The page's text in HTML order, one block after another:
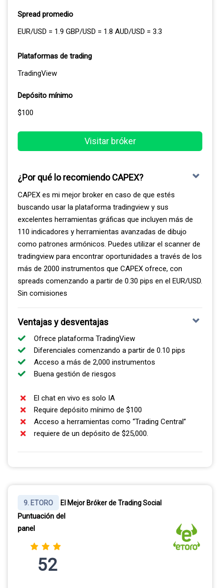
Spread promedio
EUR/USD = 1.9 GBP/USD = 1.8 AUD/USD = 3.3
Plataformas de trading
TradingView
Depósito mínimo
$100
Visitar bróker
¿Por qué lo recomiendo CAPEX?
CAPEX es mi mejor broker en caso de que estés
buscando usar la plataforma tradingview y sus
excelentes herramientas gráficas que incluyen más de
110 indicadores y herramientas avanzadas de dibujo
como patrones armónicos. Puedes utilizar el scanner de
tradingview para encontrar oportunidades a través de los
más de 2000 instrumentos que CAPEX ofrece, con
spreads comenzando a partir de 0.30 pips en el EUR/USD.
Sin comisiones
Ventajas y desventajas
Ofrece plataforma TradingView
Diferenciales comenzando a partir de 0.10 pips
Acceso a más de 2,000 instrumentos
Buena gestión de riesgos
El chat en vivo es solo IA
Require depósito mínimo de $100
Acceso a herramientas como “Trading Central”
requiere de un depósito de $25,000.
9. ETORO El Mejor Bróker de Trading Social
Puntuación del
panel
52